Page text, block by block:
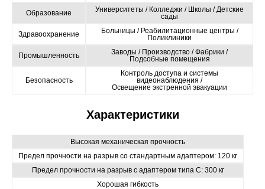
Образование
Университеты / Колледжи / Школы / Детские
сады
Здравоохранение
Больницы / Реабилитационные центры /
Поликлиники
Промышленность
Заводы / Производство / Фабрики /
Подсобные помещения
Безопасность
Контроль доступа и системы
видеонаблюдения /
Освещение экстренной эвакуации
Характеристики
Высокая механическая прочность
Предел прочности на разрыв со стандартным адаптером: 120 кг
Предел прочности на разрыв с адаптером типа С: 300 кг
Хорошая гибкость